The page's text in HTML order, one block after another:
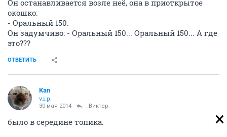
Он останавливается возле неё, она в приоткрытое
окошко:
- Оральный 150.
Он задумчиво: - Оральный 150... Оральный 150... А где
это???
ОТВЕТИТЬ
Kan
v.i.p.
30 мая 2014 _Виктор_
было в середине топика.